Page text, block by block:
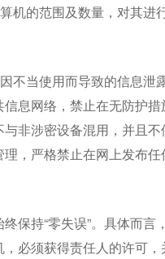
机的范围及数量，对其进
不当使用而导致的信息泄
息网络，禁止在无防护措
非涉密设备混用，并且不
，严格禁止在网上发布任
保持“零失误”。具体而言
必须获得责任人的许可，